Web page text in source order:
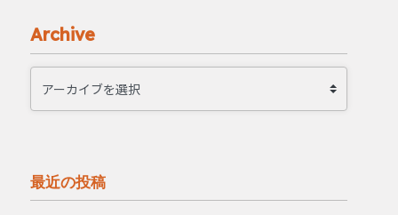
Archive
最近の投稿